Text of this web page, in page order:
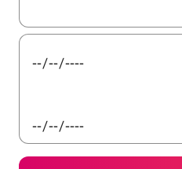
או לעיין בעזרת תנועות מגע או החלקה.